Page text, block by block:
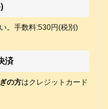
。手数料:530円(税別)
済
の方はクレジットカード